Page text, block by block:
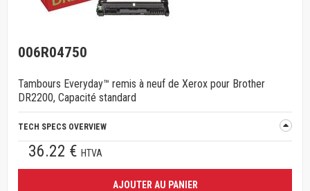
006R04750
Tambours Everyday™ remis à neuf de Xerox pour Brother
DR2200, Capacité standard
TECH SPECS OVERVIEW
36.22 € HTVA
AJOUTER AU PANIER